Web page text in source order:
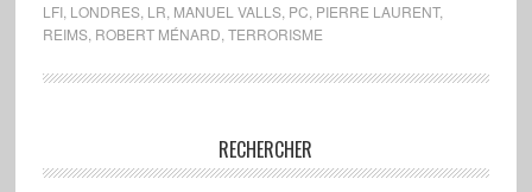
LFI, LONDRES, LR MANUEL VALLS, PC PIERRE LAURENT,
REIMS, ROBERT MÉNARD TERRORISME
RECHERCHER